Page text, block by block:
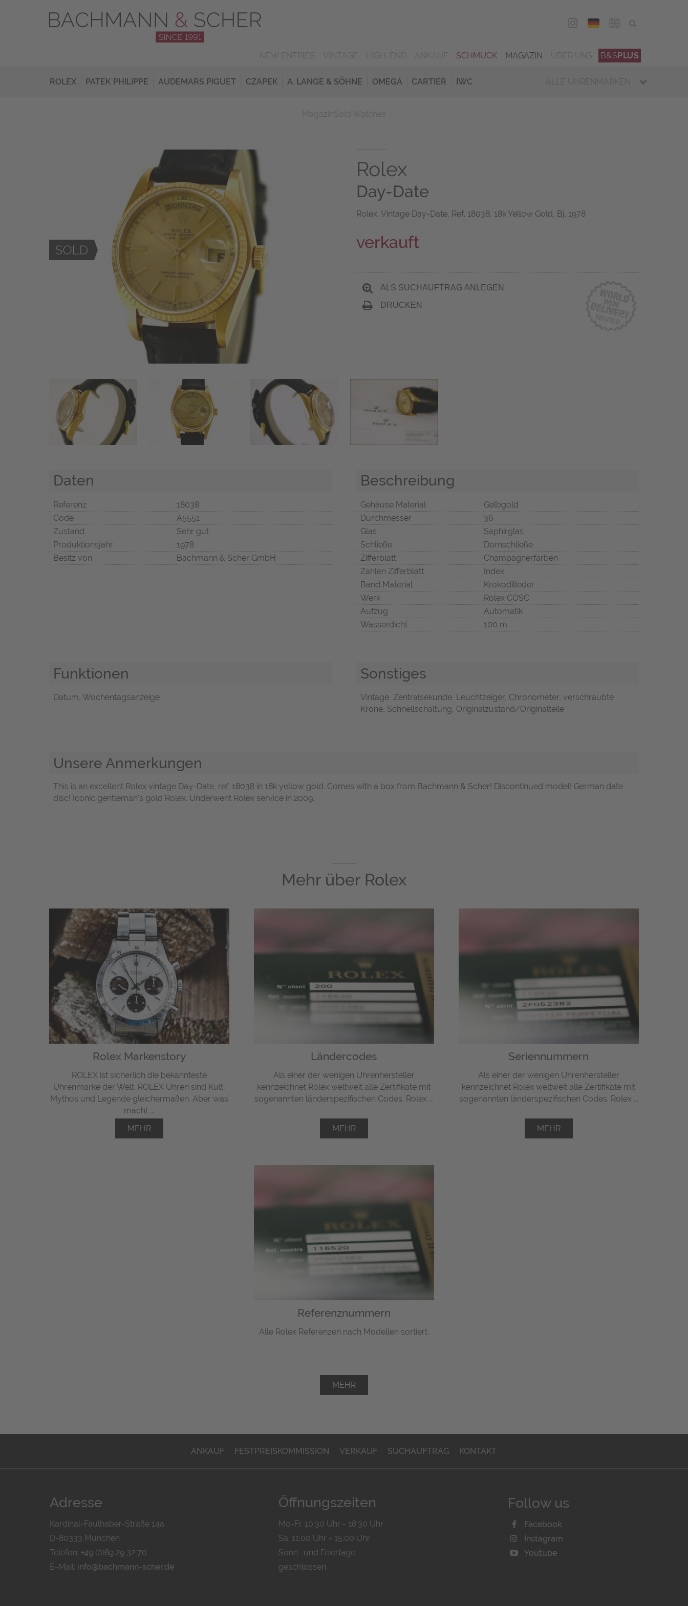
DEU
SCHMUCK MAGAZIN B&SPLUS
ROLEX PATEK PHILIPPE AUDEMARS PIGUET CZAPEK A. LANGE & SÖHNE OMEGA CARTIER IWC ALLE UHRENMARKEN
Rolex
Day-Date
Rolex, Vintage Day-Date, Ref. 18038, 18k Yellow Gold, Bj. 1978
verkauft
ALS SUCHAUFTRAG ANLEGEN
DRUCKEN
Daten
Referenz
18038
Code
A5551
Zustand
Sehr gut
Produktionsjahr
1978
Besitz von
Bachmann & Scher GmbH
Beschreibung
Gehäuse Material
Gelbgold
Durchmesser
36
Glas
Saphirglas
Schließe
Dornschließe
Zifferblatt
Champagnerfarben
Zahlen Zifferblatt
Index
Band Material
Krokodilleder
Werk
Rolex COSC
Aufzug
Automatik
Wasserdicht
100 m
Funktionen
Datum, Wochentagsanzeige
Sonstiges
Vintage, Zentralsekunde, Leuchtzeiger, Chronometer, verschraubte
Krone, Schnellschaltung, Originalzustand/Originalteile
Unsere Anmerkungen
This is an excellent Rolex vintage Day-Date, ref. 18038 in 18k yellow gold. Comes with a box from Bachmann & Scher! Discontinued model! German date
disc! Iconic gentleman's gold Rolex. Underwent Rolex service in 2009.
Mehr über Rolex
Rolex Markenstory
ROLEX ist sicherlich die bekannteste
Uhrenmarke der Welt. ROLEX Uhren sind Kult,
Mythos und Legende gleichermaßen. Aber was
macht ...
MEHR
Ländercodes
Als einer der wenigen Uhrenhersteller
kennzeichnet Rolex weltweit alle Zertifikate mit
sogenannten länderspezifischen Codes. Rolex ...
MEHR
Seriennummern
Als einer der wenigen Uhrenhersteller
kennzeichnet Rolex weltweit alle Zertifikate mit
sogenannten länderspezifischen Codes. Rolex ...
MEHR
Referenznummern
Alle Rolex Referenzen nach Modellen sortiert.
MEHR
ANKAUF FESTPREISKOMMISSION VERKAUF SUCHAUFTRAG KONTAKT
Adresse
Kardinal-Faulhaber-Straße 14a
D-80333 München
Telefon: +49 (0)89 29 32 70
E-Mail: info@bachmann-scher.de
Öffnungszeiten
Mo-Fr. 10:30 Uhr - 18:30 Uhr
Sa. 11:00 Uhr - 15.00 Uhr
Sonn- und Feiertage
geschlossen
Follow us
Facebook
Instagram
Youtube